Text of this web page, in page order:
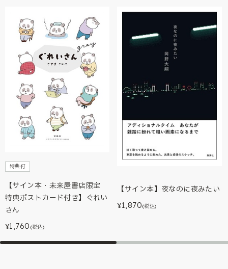
特典付
【サイン本・未来屋書店限定
特典ポストカード付き】ぐれい
さん
¥1,760 (税込)
【サイン本】夜なのに夜みたい
¥1,870(税込)